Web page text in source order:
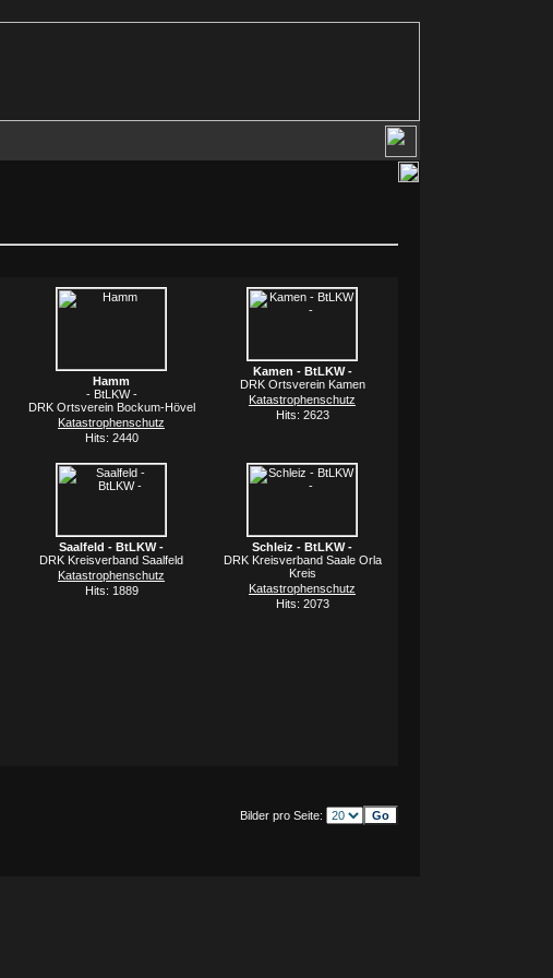
Hamm
- BtLKW -
DRK Ortsverein Bockum-Hövel
Katastrophenschutz
Hits: 2440
Kamen - BtLKW -
DRK Ortsverein Kamen
Katastrophenschutz
Hits: 2623
Saalfeld - BtLKW -
DRK Kreisverband Saalfeld
Katastrophenschutz
Hits: 1889
Schleiz - BtLKW -
DRK Kreisverband Saale Orla
Kreis
Katastrophenschutz
Hits: 2073
Bilder pro Seite: